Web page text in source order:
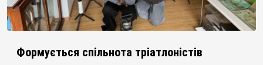
Формується спільнота тріатлоністів